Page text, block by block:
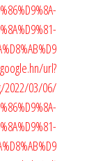
url?
2022/03/06/